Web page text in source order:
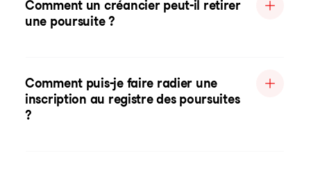
Comment un créancier peut-il retirer
une poursuite ?
Comment puis-je faire radier une
inscription au registre des poursuites
?